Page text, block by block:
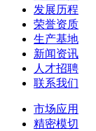
发展历程
荣誉资质
生产基地
新闻资讯
人才招聘
联系我们
市场应用
精密模切